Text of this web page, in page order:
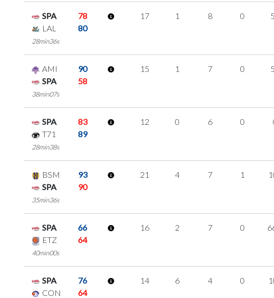
SPA
78
LAL
80
28min36s
17 1 8 0
AMI
90
SPA
58
38min07s
15 1 7 0
SPA
83
T71
89
28min38s
12 0 6 0
BSM
93
SPA
90
35min36s
21 4 7 1
SPA
66
ETZ
64
40min00s
16 2 7 0
SPA
76
CON
64
14 6 4 0